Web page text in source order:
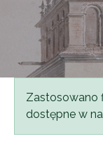
Komunikat
Zastosowano
dostępne w